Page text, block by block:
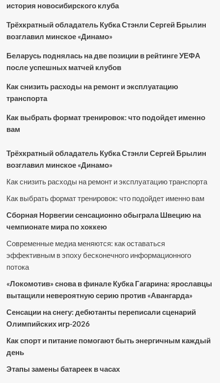
история новосибирского клуба
Трёхкратный обладатель Кубка Стэнли Сергей Брылин
возглавил минское «Динамо»
Беларусь поднялась на две позиции в рейтинге УЕФА
после успешных матчей клубов
Как снизить расходы на ремонт и эксплуатацию
транспорта
Как выбрать формат тренировок: что подойдет именно
вам
Трёхкратный обладатель Кубка Стэнли Сергей Брылин
возглавил минское «Динамо»
Как снизить расходы на ремонт и эксплуатацию транспорта
Как выбрать формат тренировок: что подойдет именно вам
Сборная Норвегии сенсационно обыграла Швецию на
чемпионате мира по хоккею
Современные медиа меняются: как оставаться
эффективным в эпоху бесконечного информационного
потока
«Локомотив» снова в финале Кубка Гагарина: ярославцы
вытащили невероятную серию против «Авангарда»
Сенсации на снегу: дебютанты переписали сценарий
Олимпийских игр-2026
Как спорт и питание помогают быть энергичным каждый
день
Этапы замены батареек в часах